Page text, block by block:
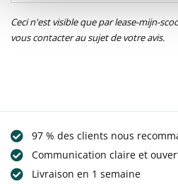
Ceci n'est visible que par lease-mijn-
vous contacter au sujet de votre avis.
97 % des clients nous
Communication claire et
Livraison en 1 semaine